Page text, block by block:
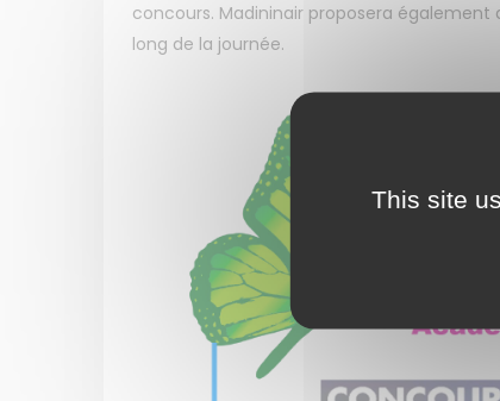
concours. Madininair proposera
long de la journée.
This site